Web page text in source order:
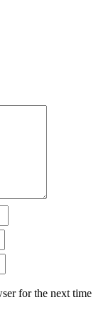
for the next time